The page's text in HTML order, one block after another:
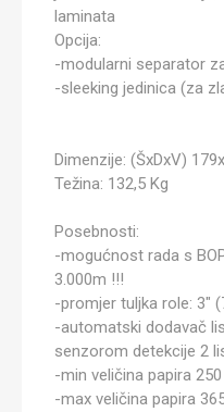
laminata
Opcija:
-modularni separator
-sleeking jedinica (za
Dimenzije: (ŠxDxV)
Težina: 132,5 Kg
Posebnosti:
-mogućnost rada s
3.000m !!!
-promjer tuljka role: 3"
-automatski dodavač
senzorom detekcije 2
-min veličina papira
-max veličina papira